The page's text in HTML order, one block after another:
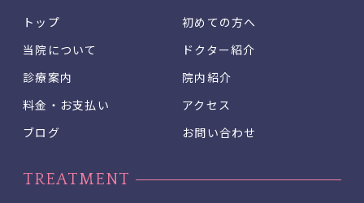
トップ
初めての方へ
当院について
ドクター紹介
診療案内
院内紹介
料金・お支払い
アクセス
ブログ
お問い合わせ
TREATMENT